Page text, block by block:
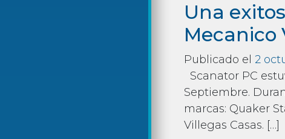
Una
Mecanico
Publicado el 2
Scanator PC
Septiembre.
marcas: Quaker
Villegas Casas. […]